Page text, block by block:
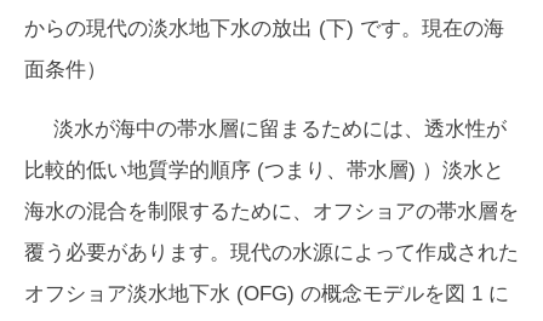
からの現代の淡水地下水の放出 (下) です。現在の海
面条件）
淡水が海中の帯水層に留まるためには、透水性が
比較的低い地質学的順序 (つまり、 帯水層) ）淡水と
海水の混合を制限するために、オフショアの帯水層を
覆う必要があります。現代の水源によって作成された
オフショア淡水地下水 (OFG) の概念モデルを図 1 に